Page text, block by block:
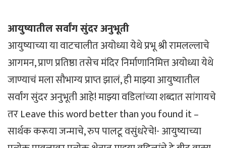
आयुष्यातील सर्वांग सुंदर अनुभूती
आयुष्याच्या या वाटचालीत अयोध्या येथे प्रभू श्री रामलल्लाचे
आगमन, प्राण प्रतिष्ठा तसेच मंदिर निर्माणानिमित्त अयोध्या येथे
जाण्याचं मला सौभाग्य प्राप्त झालं, ही माझ्या आयुष्यातील
सर्वांग सुंदर अनुभूती आहे! माझ्या वडिलांच्या शब्दात सांगायचे
तर Leave this word better than you found it –
सार्थक करूया जन्माचे, रुप पालटू वसुंधरेचे!- आयुष्याच्या